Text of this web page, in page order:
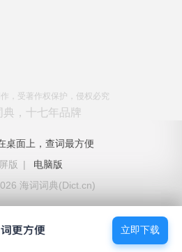
，受著作权保护，侵权必究
典，十七年品牌
桌面上，查词最方便
版
|
电脑版
海词词典(Dict.cn)
立即下载
立即下载